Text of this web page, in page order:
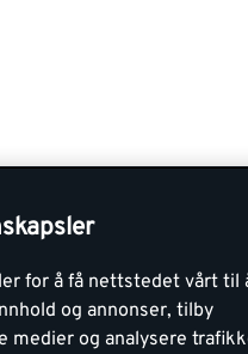
for å få nettstedet vårt til
og annonser, tilby
og analysere